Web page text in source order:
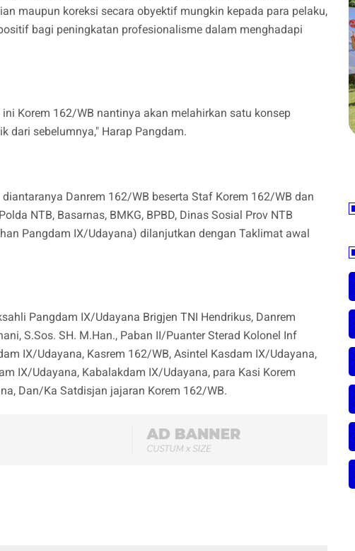
maupun koreksi secara obyektif mungkin kepada para pelaku,
bagi peningkatan profesionalisme dalam menghadapi
Korem 162/WB nantinya akan melahirkan satu konsep
dari sebelumnya," Harap Pangdam.
Danrem 162/WB beserta Staf Korem 162/WB dan
NTB, Basarnas, BMKG, BPBD, Dinas Sosial Prov NTB
Pangdam IX/Udayana) dilanjutkan dengan Taklimat awal
Pangdam IX/Udayana Brigjen TNI Hendrikus, Danrem
S.Sos. SH. M.Han., Paban II/Puanter Sterad Kolonel Inf
IX/Udayana, Kasrem 162/WB, Asintel Kasdam IX/Udayana,
IX/Udayana, Kabalakdam IX/Udayana, para Kasi Korem
Dan/Ka Satdisjan jajaran Korem 162/WB.